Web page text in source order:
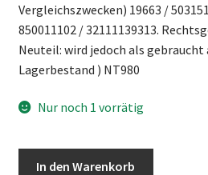
Vergleichszwecken) 19663 /
850011102 / 32111139313.
Neuteil: wird jedoch als
Lagerbestand ) NT980
Nur noch 1 vorrätig
In den Warenkorb